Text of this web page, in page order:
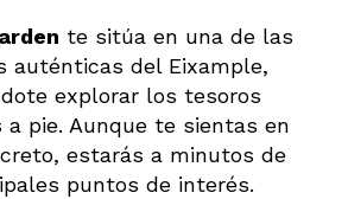
te sitúa en una de las
auténticas del Eixample,
explorar los tesoros
a pie. Aunque te sientas en
estarás a minutos de
puntos de interés.